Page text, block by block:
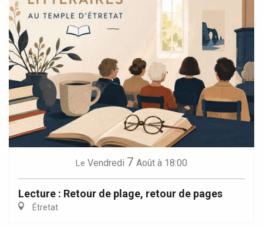
Le Vendredi 7 Août à 18:00
Lecture : Retour de plage, retour de pages
Étretat